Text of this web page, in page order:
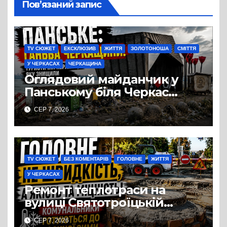
Пов’язаний запис
TV СЮЖЕТ ЕКСКЛЮЗИВ ЖИТТЯ ЗОЛОТОНОША СМІТТЯ
У ЧЕРКАСАХ ЧЕРКАЩИНА
Оглядовий майданчик у
Панському біля Черкас
перетворився на занедбане
сміттєзвалище
СЕР 7, 2026
TV СЮЖЕТ БЕЗ КОМЕНТАРІВ ГОЛОВНЕ ЖИТТЯ
У ЧЕРКАСАХ
Ремонт теплотраси на
вулиці Святотроїцькій
затягнувся порівняно із
СЕР 7, 2026